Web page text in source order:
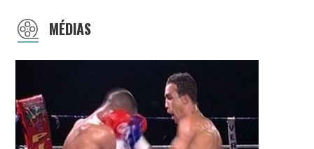
MÉDIAS